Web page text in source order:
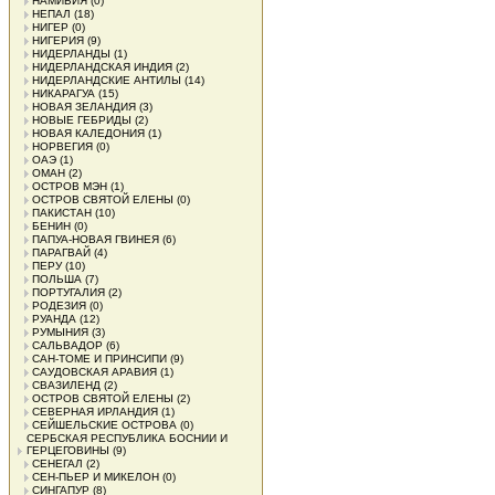
НЕПАЛ (18)
НИГЕР (0)
НИГЕРИЯ (9)
НИДЕРЛАНДЫ (1)
НИДЕРЛАНДСКАЯ ИНДИЯ (2)
НИДЕРЛАНДСКИЕ АНТИЛЫ (14)
НИКАРАГУА (15)
НОВАЯ ЗЕЛАНДИЯ (3)
НОВЫЕ ГЕБРИДЫ (2)
НОВАЯ КАЛЕДОНИЯ (1)
НОРВЕГИЯ (0)
ОАЭ (1)
ОМАН (2)
ОСТРОВ МЭН (1)
ОСТРОВ СВЯТОЙ ЕЛЕНЫ (0)
ПАКИСТАН (10)
БЕНИН (0)
ПАПУА-НОВАЯ ГВИНЕЯ (6)
ПАРАГВАЙ (4)
ПЕРУ(10)
ПОЛЬША (7)
ПОРТУГАЛИЯ (2)
РОДЕЗИЯ (0)
РУАНДА (12)
РУМЫНИЯ (3)
САЛЬВАДОР (6)
САН-ТОМЕ И ПРИНСИПИ (9)
САУДОВСКАЯ АРАВИЯ (1)
СВАЗИЛЕНД (2)
ОСТРОВ СВЯТОЙ ЕЛЕНЫ (2)
СЕВЕРНАЯ ИРЛАНДИЯ (1)
СЕЙШЕЛЬСКИЕ ОСТРОВА (0)
СЕРБСКАЯ РЕСПУБЛИКА БОСНИИ И
ГЕРЦЕГОВИНЫ (9)
СЕНЕГАЛ (2)
СЕН-ПЬЕР И МИКЕЛОН (0)
СИНГАПУР (8)